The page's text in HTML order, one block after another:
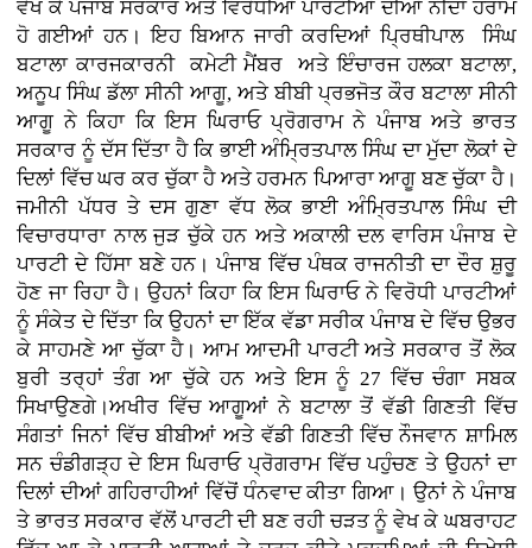
ਵੇਖ ਕੇ ਪੰਜਾਬ ਸਰਕਾਰ ਅਤੇ ਵਿਰੋਧੀਆਂ ਪਾਰਟੀਆਂ ਦੀਆਂ ਨੀੰਦਾਂ ਹਰਾਮ
ਹੋ ਗਈਆਂ ਹਨ। ਇਹ ਬਿਆਨ ਜਾਰੀ ਕਰਦਿਆਂ ਪ੍ਰਿਥੀਪਾਲ ਸਿੰਘ
ਬਟਾਲਾ ਕਾਰਜਕਾਰਨੀ ਕਮੇਟੀ ਮੈਂਬਰ ਅਤੇ ਇੰਚਾਰਜ ਹਲਕਾ ਬਟਾਲਾ,
ਅਨੂਪ ਸਿੰਘ ਡੱਲਾ ਸੀਨੀ ਆਗੂ, ਅਤੇ ਬੀਬੀ ਪ੍ਰਭਜੋਤ ਕੌਰ ਬਟਾਲਾ ਸੀਨੀ
ਆਗੂ ਨੇ ਕਿਹਾ ਕਿ ਇਸ ਘਿਰਾਓ ਪ੍ਰੋਗਰਾਮ ਨੇ ਪੰਜਾਬ ਅਤੇ ਭਾਰਤ
ਸਰਕਾਰ ਨੂੰ ਦੱਸ ਦਿੱਤਾ ਹੈ ਕਿ ਭਾਈ ਅੰਮ੍ਰਿਤਪਾਲ ਸਿੰਘ ਦਾ ਮੁੱਦਾ ਲੋਕਾਂ ਦੇ
ਦਿਲਾਂ ਵਿੱਚ ਘਰ ਕਰ ਚੁੱਕਾ ਹੈ ਅਤੇ ਹਰਮਨ ਪਿਆਰਾ ਆਗੂ ਬਣ ਚੁੱਕਾ ਹੈ।
ਜਮੀਨੀ ਪੱਧਰ ਤੇ ਦਸ ਗੁਣਾ ਵੱਧ ਲੋਕ ਭਾਈ ਅੰਮ੍ਰਿਤਪਾਲ ਸਿੰਘ ਦੀ
ਵਿਚਾਰਧਾਰਾ ਨਾਲ ਜੁੜ ਚੁੱਕੇ ਹਨ ਅਤੇ ਅਕਾਲੀ ਦਲ ਵਾਰਿਸ ਪੰਜਾਬ ਦੇ
ਪਾਰਟੀ ਦੇ ਹਿੱਸਾ ਬਣੇ ਹਨ। ਪੰਜਾਬ ਵਿੱਚ ਪੰਥਕ ਰਾਜਨੀਤੀ ਦਾ ਦੌਰ ਸ਼ੁਰੂ
ਹੋਣ ਜਾ ਰਿਹਾ ਹੈ। ਉਹਨਾਂ ਕਿਹਾ ਕਿ ਇਸ ਘਿਰਾਓ ਨੇ ਵਿਰੋਧੀ ਪਾਰਟੀਆਂ
ਨੂੰ ਸੰਕੇਤ ਦੇ ਦਿੱਤਾ ਕਿ ਉਹਨਾਂ ਦਾ ਇੱਕ ਵੱਡਾ ਸਰੀਕ ਪੰਜਾਬ ਦੇ ਵਿੱਚ ਉਭਰ
ਕੇ ਸਾਹਮਣੇ ਆ ਚੁੱਕਾ ਹੈ। ਆਮ ਆਦਮੀ ਪਾਰਟੀ ਅਤੇ ਸਰਕਾਰ ਤੋਂ ਲੋਕ
ਬੁਰੀ ਤਰ੍ਹਾਂ ਤੰਗ ਆ ਚੁੱਕੇ ਹਨ ਅਤੇ ਇਸ ਨੂੰ 27 ਵਿੱਚ ਚੰਗਾ ਸਬਕ
ਸਿਖਾਉਣਗੇ।ਅਖੀਰ ਵਿੱਚ ਆਗੂਆਂ ਨੇ ਬਟਾਲਾ ਤੋਂ ਵੱਡੀ ਗਿਣਤੀ ਵਿੱਚ
ਸੰਗਤਾਂ ਜਿਨਾਂ ਵਿੱਚ ਬੀਬੀਆਂ ਅਤੇ ਵੱਡੀ ਗਿਣਤੀ ਵਿੱਚ ਨੌਜਵਾਨ ਸ਼ਾਮਿਲ
ਸਨ ਚੰਡੀਗੜ੍ਹ ਦੇ ਇਸ ਘਿਰਾਓ ਪ੍ਰੋਗਰਾਮ ਵਿੱਚ ਪਹੁੰਚਣ ਤੇ ਉਹਨਾਂ ਦਾ
ਦਿਲਾਂ ਦੀਆਂ ਗਹਿਰਾਹੀਆਂ ਵਿੱਚੋਂ ਧੰਨਵਾਦ ਕੀਤਾ ਗਿਆ। ਉਨਾਂ ਨੇ ਪੰਜਾਬ
ਤੇ ਭਾਰਤ ਸਰਕਾਰ ਵੱਲੋਂ ਪਾਰਟੀ ਦੀ ਬਣ ਰਹੀ ਚੜਤ ਨੂੰ ਵੇਖ ਕੇ ਘਬਰਾਹਟ